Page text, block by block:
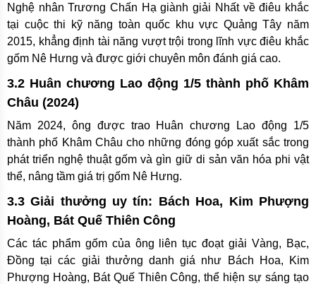
Nghệ nhân Trương Chấn Hạ giành giải Nhất về điêu khắc
tại cuộc thi kỹ năng toàn quốc khu vực Quảng Tây năm
2015, khẳng định tài năng vượt trội trong lĩnh vực điêu khắc
gốm Nê Hưng và được giới chuyên môn đánh giá cao.
3.2 Huân chương Lao động 1/5 thành phố Khâm
Châu (2024)
Năm 2024, ông được trao Huân chương Lao động 1/5
thành phố Khâm Châu cho những đóng góp xuất sắc trong
phát triển nghệ thuật gốm và gìn giữ di sản văn hóa phi vật
thể, nâng tầm giá trị gốm Nê Hưng.
3.3 Giải thưởng uy tín: Bách Hoa, Kim Phượng
Hoàng, Bát Quế Thiên Công
Các tác phẩm gốm của ông liên tục đoạt giải Vàng, Bạc,
Đồng tại các giải thưởng danh giá như Bách Hoa, Kim
Phượng Hoàng, Bát Quế Thiên Công, thể hiện sự sáng tạo